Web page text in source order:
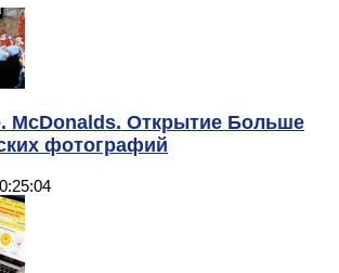
McDonalds. Открытие Больше
фотографий